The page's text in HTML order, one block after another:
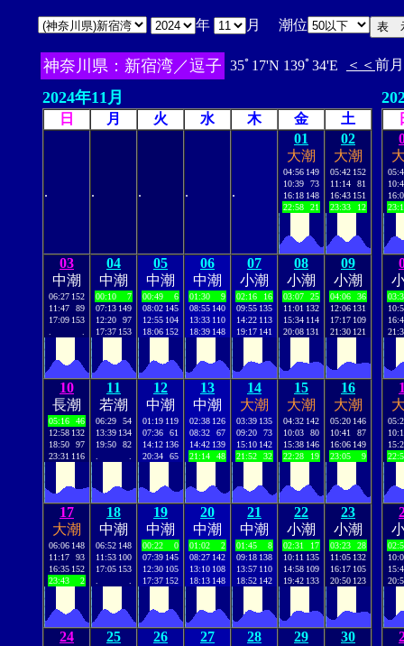
年 月 潮位
神奈川県：新宿湾／逗子 35ﾟ17'N 139ﾟ34'E ＜＜ 前月
2024年11月
日 月 火 水 木 金 土
. . . . .
01
大潮
04:56 149
10:39
73
16:18 148
22:58
21
02
大潮
05:42 152
11:14
81
16:43 151
23:33
12
03
中潮
06:27 152
11:47
89
17:09 153
04
中潮
00:10
7
07:13 149
12:20
97
17:37 153
05
中潮
00:49
6
08:02 145
12:55 104
18:06 152
06
中潮
01:30
9
08:55 140
13:33 110
18:39 148
07
小潮
02:16
16
09:55 135
14:22 113
19:17 141
08
小潮
03:07
25
11:01 132
15:34 114
20:08 131
09
小潮
04:06
36
12:06 131
17:17 109
21:30 121
10
長潮
05:16
46
12:58 132
18:50
97
23:31 116
11
若潮
06:29
54
13:39 134
19:50
82
12
中潮
01:19 119
07:36
61
14:12 136
20:34
65
13
中潮
02:38 126
08:32
67
14:42 139
21:14
48
14
大潮
03:39 135
09:20
73
15:10 142
21:52
32
15
大潮
04:32 142
10:03
80
15:38 146
22:28
19
16
大潮
05:20 146
10:41
87
16:06 149
23:05
9
17
大潮
06:06 148
11:17
93
16:35 152
23:43
2
18
中潮
06:52 148
11:53 100
17:05 153
19
中潮
00:22
0
07:39 145
12:30 105
17:37 152
20
中潮
01:02
2
08:27 142
13:10 108
18:13 148
21
中潮
01:45
8
09:18 138
13:57 110
18:52 142
22
小潮
02:31
17
10:11 135
14:58 109
19:42 133
23
小潮
03:23
28
11:05 132
16:17 105
20:50 123
24
25
26
27
28
29
30